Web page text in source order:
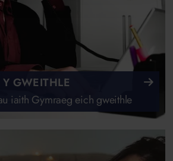
GWEITHLE
iaith Gymraeg eich gweithle